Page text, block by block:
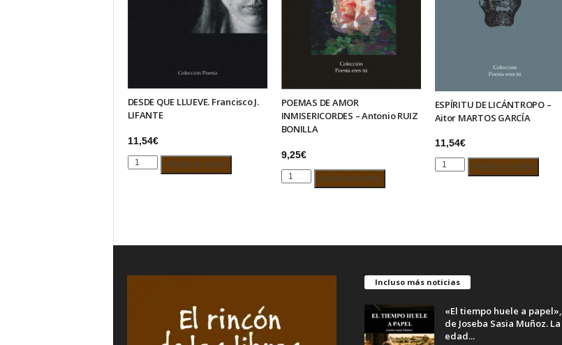
DESDE QUE LLUEVE. Francisco J.
LIFANTE
11,54€
DESDE
Añadir al carrito
POEMAS DE AMOR
INMISERICORDES – Antonio RUIZ
BONILLA
9,25€
POEMAS
Antonio
BONILLA
Añadir al carrito
ESPÍRITU DE LICÁNTROPO –
Aitor MARTOS GARCÍA
11,54€
ESPÍRITU
Añadir al carrito
Incluso más noticias
«El tiempo huele a papel»,
de Joseba Sasia Muñoz. La
edad...